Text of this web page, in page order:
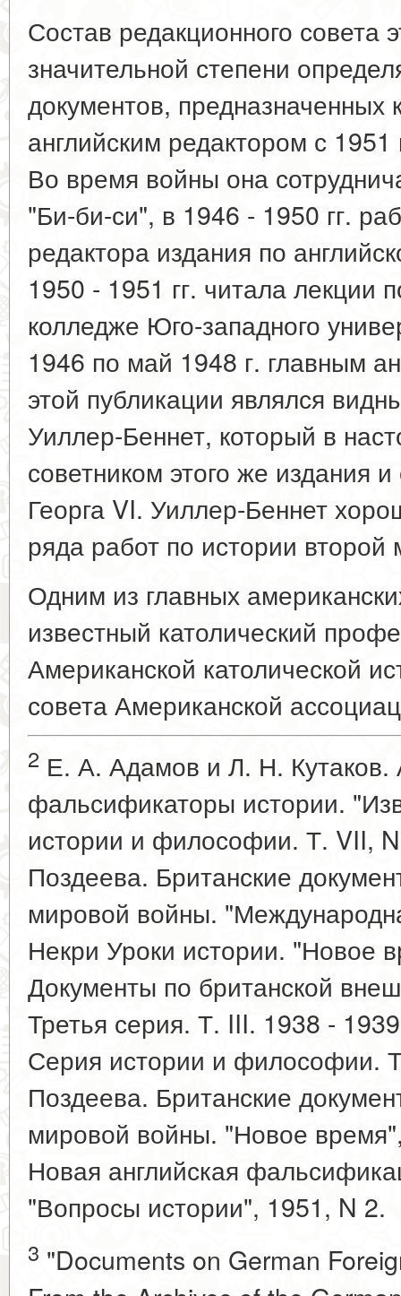
Состав редакционного совета
значительной степени
документов,
английским редактором с
Во время войны она
"Би-би-си", в 1946 - 1950 гг.
редактора издания по
1950 - 1951 гг. читала лекции
колледже Юго-западного
1946 по май 1948 г. главным
этой публикации являлся
Уиллер-Беннет, который в
советником этого же
Георга VI. Уиллер-Беннет
ряда работ по истории
Одним из главных
известный католический
Американской католической
совета Американской
2 Е. А. Адамов и Л. Н. Кутаков.
фальсификаторы истории.
истории и философии. Т. VII,
Поздеева. Британские
мировой войны.
Некри Уроки истории. "Новое
Документы по британской
Третья серия. Т. III. 1938 -
Серия истории и философии.
Поздеева. Британские
мировой войны. "Новое
Новая английская
"Вопросы истории", 1951, N 2.
3 "Documents on German